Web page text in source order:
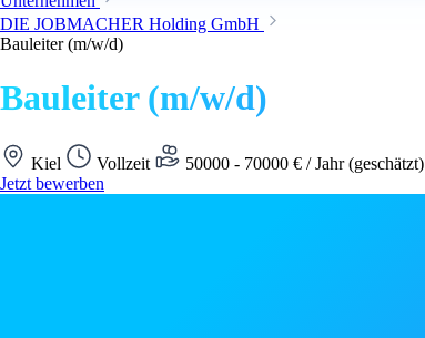
DIE JOBMACHER Holding GmbH
Bauleiter (m/w/d)
Bauleiter (m/w/d)
Kiel Vollzeit 50000 - 70000 € / Jahr (geschätzt)
Jetzt bewerben